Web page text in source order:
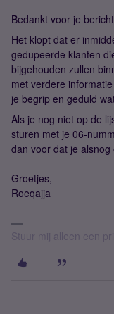
Bedankt voor je
Het klopt dat er
gedupeerde klanten
bijgehouden zullen
met verdere
je begrip en geduld
Als je nog niet op de
sturen met je 06-
dan voor dat je
Groetjes,
Roeqajja
Stuur mij alleen een